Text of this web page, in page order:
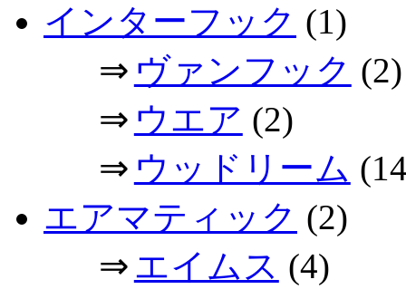
インターフック (1)
⇒ ヴァンフック (2)
⇒ ウエア (2)
⇒ ウッドリーム
エアマティック (2)
⇒ エイムス (4)